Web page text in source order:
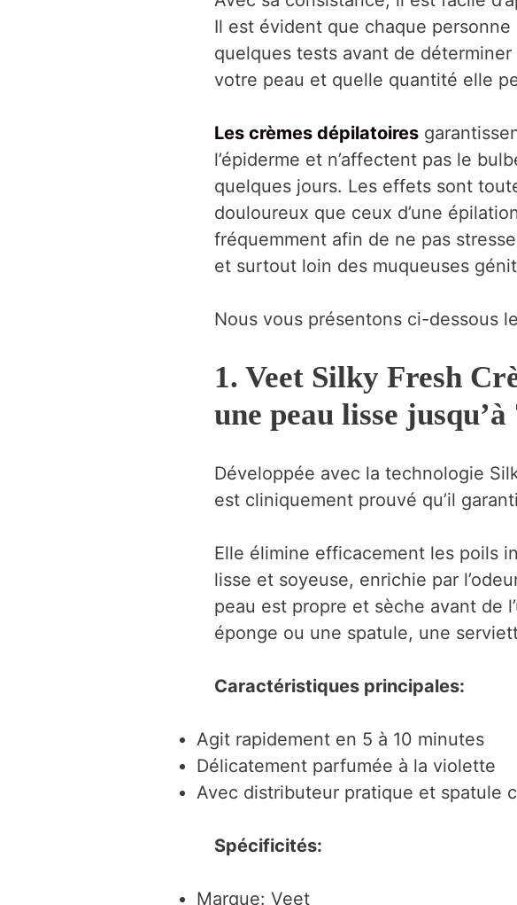
Il est évident que chaque
quelques tests avant de
votre peau et quelle quantité elle
Les crèmes dépilatoires
l’épiderme et n’affectent pas le
quelques jours. Les effets sont
douloureux que ceux d’une
fréquemment afin de ne pas
et surtout loin des muqueuses
Nous vous présentons ci-dessous
1. Veet Silky Fresh
une peau lisse
Développée avec la technologie
est cliniquement prouvé qu’il
Elle élimine efficacement les poils
lisse et soyeuse, enrichie par
peau est propre et sèche avant de
éponge ou une spatule, une
Caractéristiques principales:
Agit rapidement en 5 à 10 minutes
Délicatement parfumée à la violette
Avec distributeur pratique et spatule
Spécificités:
Marque: Veet